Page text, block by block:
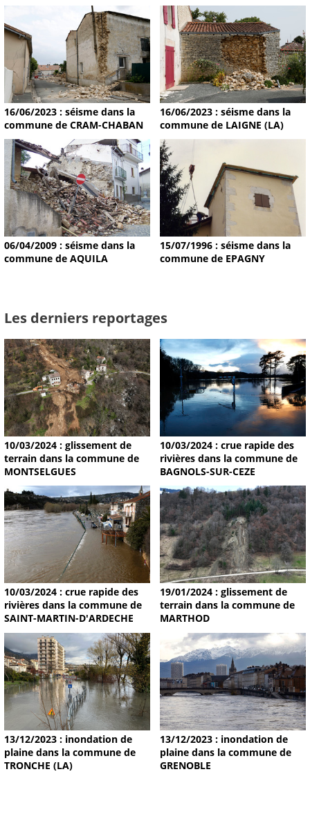
16/06/2023 : séisme dans la
commune de CRAM-CHABAN
16/06/2023 : séisme dans la
commune de LAIGNE (LA)
06/04/2009 : séisme dans la
commune de AQUILA
15/07/1996 : séisme dans la
commune de EPAGNY
Les derniers reportages
10/03/2024 : glissement de
terrain dans la commune de
MONTSELGUES
10/03/2024 : crue rapide des
rivières dans la commune de
BAGNOLS-SUR-CEZE
10/03/2024 : crue rapide des
rivières dans la commune de
SAINT-MARTIN-D'ARDECHE
19/01/2024 : glissement de
terrain dans la commune de
MARTHOD
13/12/2023 : inondation de
plaine dans la commune de
TRONCHE (LA)
13/12/2023 : inondation de
plaine dans la commune de
GRENOBLE